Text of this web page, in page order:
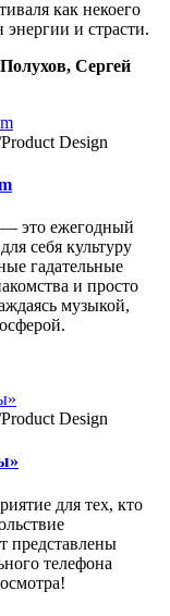
как некоего
и страсти.
Сергей
Design
— это ежегодный
себя культуру
гадательные
и просто
музыкой,
Design
для тех, кто
представлены
телефона